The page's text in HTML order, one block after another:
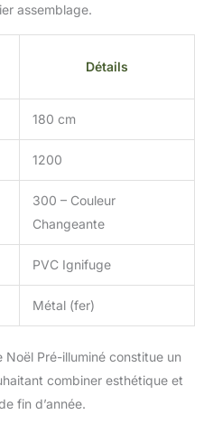
assemblage.
Détails
180 cm
1200
300 – Couleur
Changeante
PVC Ignifuge
Métal (fer)
Noël Pré-illuminé constitue un
combiner esthétique et
fin d’année.